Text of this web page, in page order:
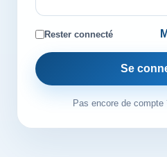
Rester connecté
Se
Pas encore de compte